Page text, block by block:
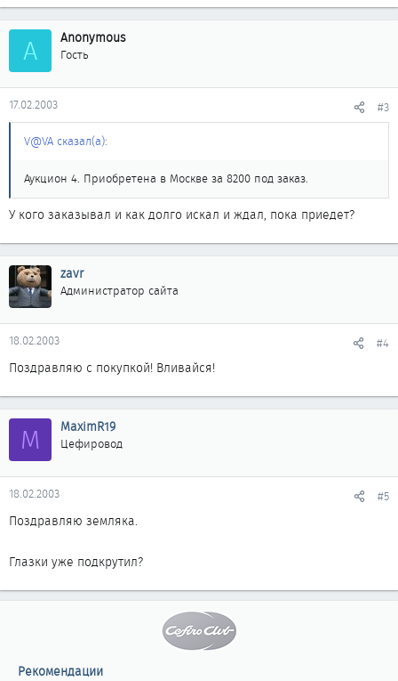
A Anonymous
Гость
17.02.2003 #3
V@VA сказал(а):
Аукцион 4. Приобретена в Москве за 8200 под заказ.
У кого заказывал и как долго искал и ждал, пока приедет?
zavr
Администратор сайта
18.02.2003 #4
Поздравляю с покупкой! Вливайся!
M MaximR19
Цефировод
18.02.2003 #5
Поздравляю земляка.
Глазки уже подкрутил?
Рекомендации